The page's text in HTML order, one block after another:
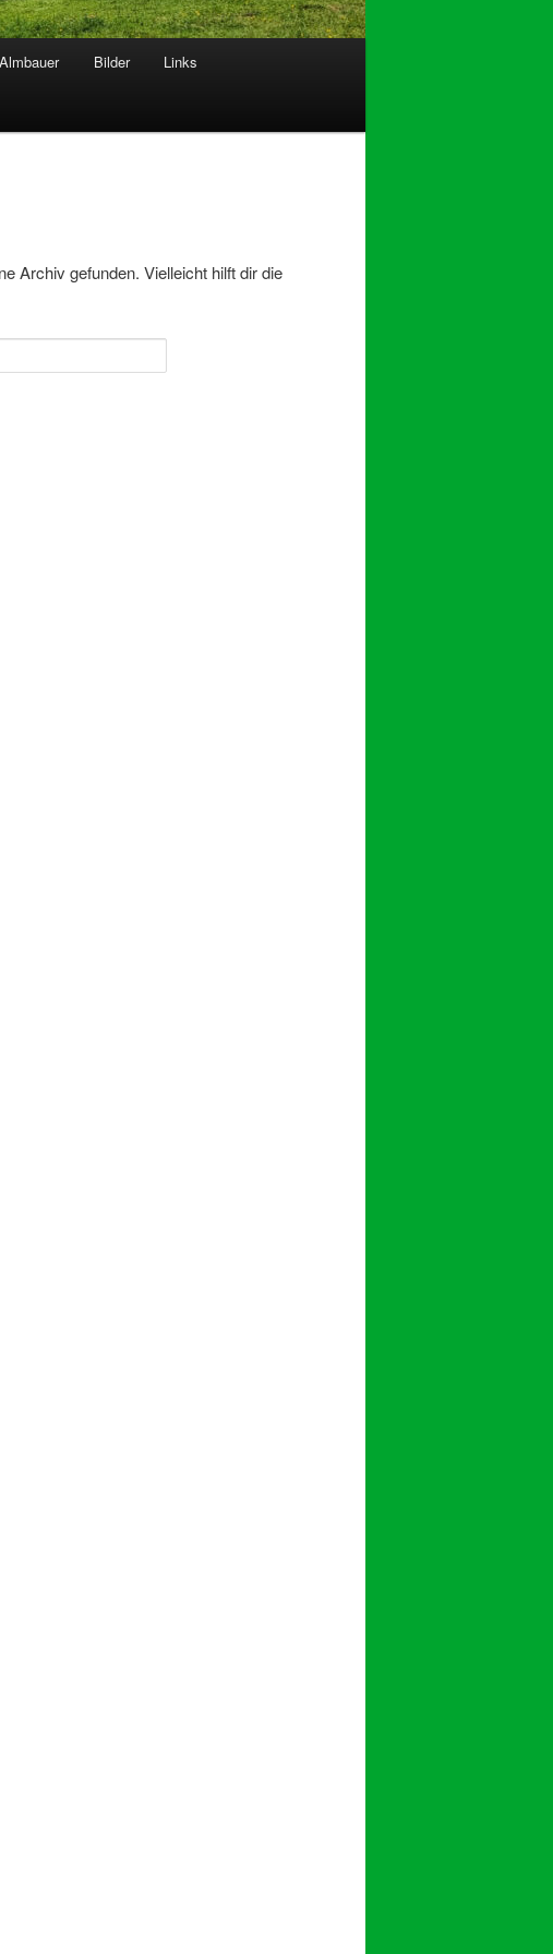
Bilder Links
Archiv gefunden. Vielleicht hilft dir die